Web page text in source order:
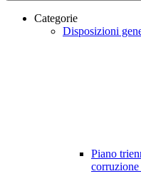
Categorie
Disposizioni
Piano
corruzione